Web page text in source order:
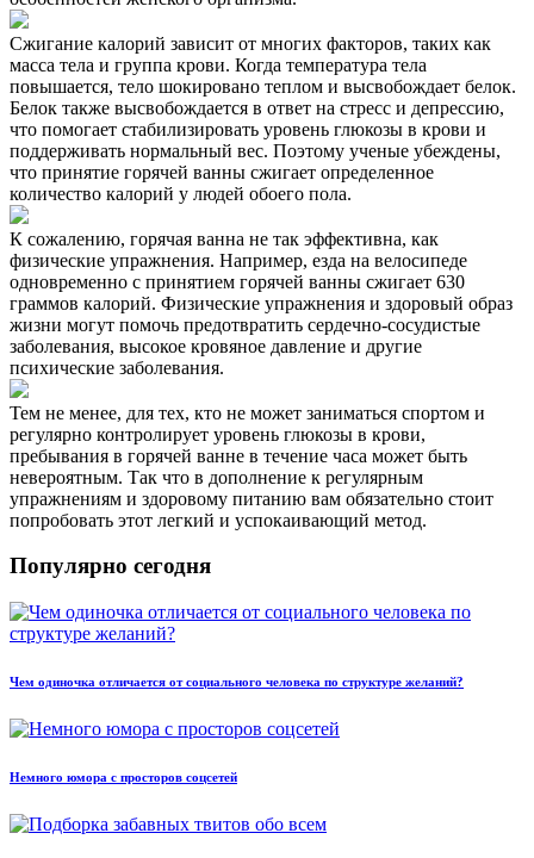
Сжигание калорий зависит от многих факторов, таких как
масса тела и группа крови. Когда температура тела
повышается, тело шокировано теплом и высвобождает белок.
Белок также высвобождается в ответ на стресс и депрессию,
что помогает стабилизировать уровень глюкозы в крови и
поддерживать нормальный вес. Поэтому ученые убеждены,
что принятие горячей ванны сжигает определенное
количество калорий у людей обоего пола.
К сожалению, горячая ванна не так эффективна, как
физические упражнения. Например, езда на велосипеде
одновременно с принятием горячей ванны сжигает 630
граммов калорий. Физические упражнения и здоровый образ
жизни могут помочь предотвратить сердечно-сосудистые
заболевания, высокое кровяное давление и другие
психические заболевания.
Тем не менее, для тех, кто не может заниматься спортом и
регулярно контролирует уровень глюкозы в крови,
пребывания в горячей ванне в течение часа может быть
невероятным. Так что в дополнение к регулярным
упражнениям и здоровому питанию вам обязательно стоит
попробовать этот легкий и успокаивающий метод.
Популярно сегодня
Чем одиночка отличается от социального человека по структуре желаний?
Немного юмора с просторов соцсетей